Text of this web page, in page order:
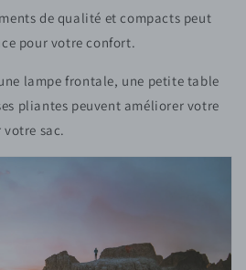
de qualité et compacts peut
pour votre confort.
lampe frontale, une petite table
pliantes peuvent améliorer votre
sac.